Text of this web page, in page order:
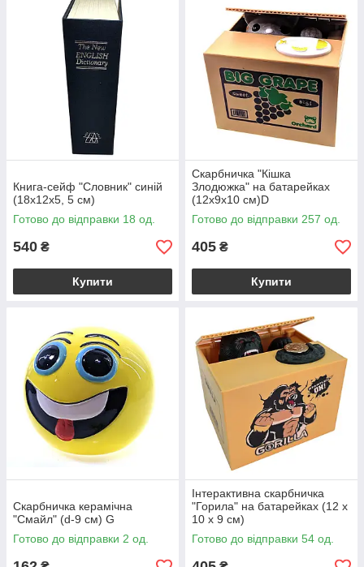
Книга-сейф "Словник" синій
(18х12х5, 5 см)
Готово до відправки 18 од.
540 ₴
Купити
Скарбничка "Кішка
Злодюжка" на батарейках
(12х9х10 см)D
Готово до відправки 257 од.
405 ₴
Купити
Скарбничка керамічна
"Смайл" (d-9 см) G
Готово до відправки 2 од.
Інтерактивна скарбничка
"Горила" на батарейках (12 х
10 х 9 см)
Готово до відправки 54 од.